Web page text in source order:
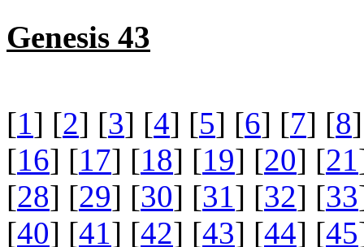
Genesis 43
[1] [2] [3] [4] [5] [6] [7] [8
[16] [17] [18] [19] [20] [21
[28] [29] [30] [31] [32] [33
[40] [41] [42] [43] [44] [45